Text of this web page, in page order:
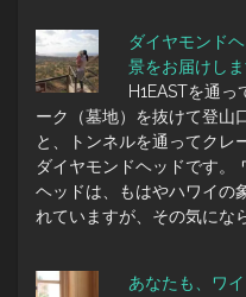
ダイヤモンド
景をお届けしま
H1EASTを通
ーク（墓地）を抜けて登山
と、トンネルを通ってクレ
ダイヤモンドヘッドです。
ヘッドは、もはやハワイの
れていますが、その気にな
あなたも、ワ